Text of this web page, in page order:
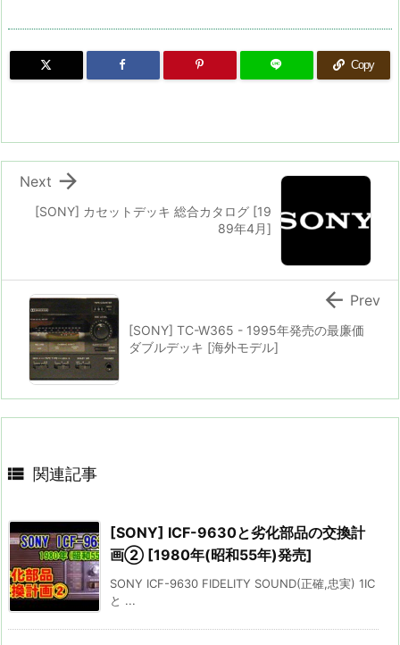
Copy
[SONY] カセットデッキ 総合カタログ [19
89年4月]

Next
[SONY] TC-W365 - 1995年発売の最廉価
ダブルデッキ [海外モデル]
 Prev
 関連記事
[SONY] ICF-9630と劣化部品の交換計
画② [1980年(昭和55年)発売]
SONY ICF-9630 FIDELITY SOUND(正確,忠実) 1IC
と ...